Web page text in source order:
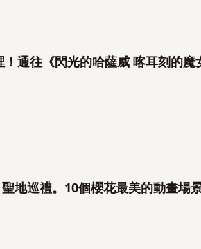
！通往《閃光的哈薩威 喀耳刻的魔
地巡禮。10個櫻花最美的動畫場